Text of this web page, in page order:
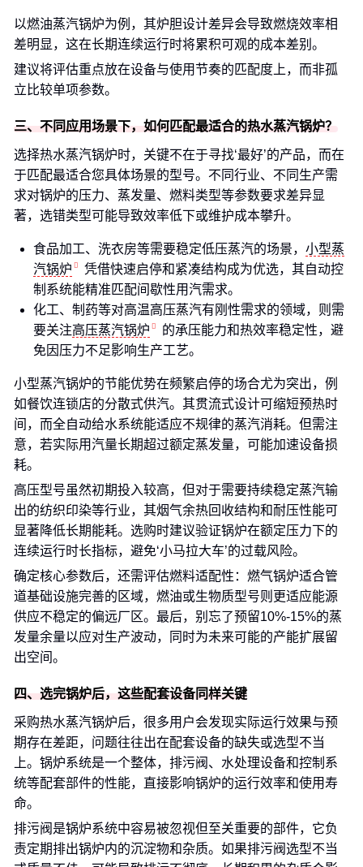
以燃油蒸汽锅炉为例，其炉胆设计差异会导致燃烧效率相
差明显，这在长期连续运行时将累积可观的成本差别。
建议将评估重点放在设备与使用节奏的匹配度上，而非孤
立比较单项参数。
三、不同应用场景下，如何匹配最适合的热水蒸汽锅炉？
选择热水蒸汽锅炉时，关键不在于寻找‘最好’的产品，而在
于匹配最适合您具体场景的型号。不同行业、不同生产需
求对锅炉的压力、蒸发量、燃料类型等参数要求差异显
著，选错类型可能导致效率低下或维护成本攀升。
食品加工、洗衣房等需要稳定低压蒸汽的场景， 小型蒸
汽锅炉
凭借快速启停和紧凑结构成为优选，其自动控
制系统能精准匹配间歇性用汽需求。
化工、制药等对高温高压蒸汽有刚性需求的领域，则需
要关注高压蒸汽锅炉
的承压能力和热效率稳定性，避
免因压力不足影响生产工艺。
小型蒸汽锅炉的节能优势在频繁启停的场合尤为突出，例
如餐饮连锁店的分散式供汽。其贯流式设计可缩短预热时
间，而全自动给水系统能适应不规律的蒸汽消耗。但需注
意，若实际用汽量长期超过额定蒸发量，可能加速设备损
耗。
高压型号虽然初期投入较高，但对于需要持续稳定蒸汽输
出的纺织印染等行业，其烟气余热回收结构和耐压性能可
显著降低长期能耗。选购时建议验证锅炉在额定压力下的
连续运行时长指标，避免‘小马拉大车’的过载风险。
确定核心参数后，还需评估燃料适配性：燃气锅炉适合管
道基础设施完善的区域，燃油或生物质型号则更适应能源
供应不稳定的偏远厂区。最后，别忘了预留10%-15%的蒸
发量余量以应对生产波动，同时为未来可能的产能扩展留
出空间。
四、选完锅炉后，这些配套设备同样关键
采购热水蒸汽锅炉后，很多用户会发现实际运行效果与预
期存在差距，问题往往出在配套设备的缺失或选型不当
上。锅炉系统是一个整体，排污阀、水处理设备和控制系
统等配套部件的性能，直接影响锅炉的运行效率和使用寿
命。
排污阀是锅炉系统中容易被忽视但至关重要的部件，它负
责定期排出锅炉内的沉淀物和杂质。如果排污阀选型不当